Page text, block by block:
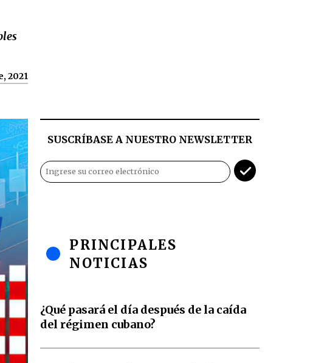
2021
SUSCRÍBASE A NUESTRO NEWSLETTER
PRINCIPALES
NOTICIAS
¿Qué pasará el día después de la caída
del régimen cubano?